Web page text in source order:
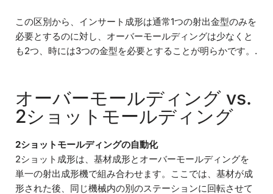
この区別から、インサート成形は通常1つの射出金型のみを
必要とするのに対し、オーバーモールディングは少なくと
も2つ、時には3つの金型を必要とすることが明らかです。.
オーバーモールディング vs.
2ショットモールディング
2ショットモールディングの自動化
2ショット成形は、基材成形とオーバーモールディングを
単一の射出成形機で組み合わせます。ここでは、基材が成
形された後、同じ機械内の別のステーションに回転させて